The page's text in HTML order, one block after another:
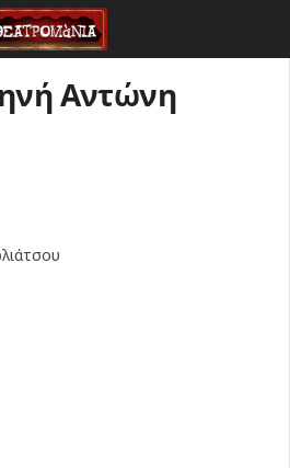
Αντώνη